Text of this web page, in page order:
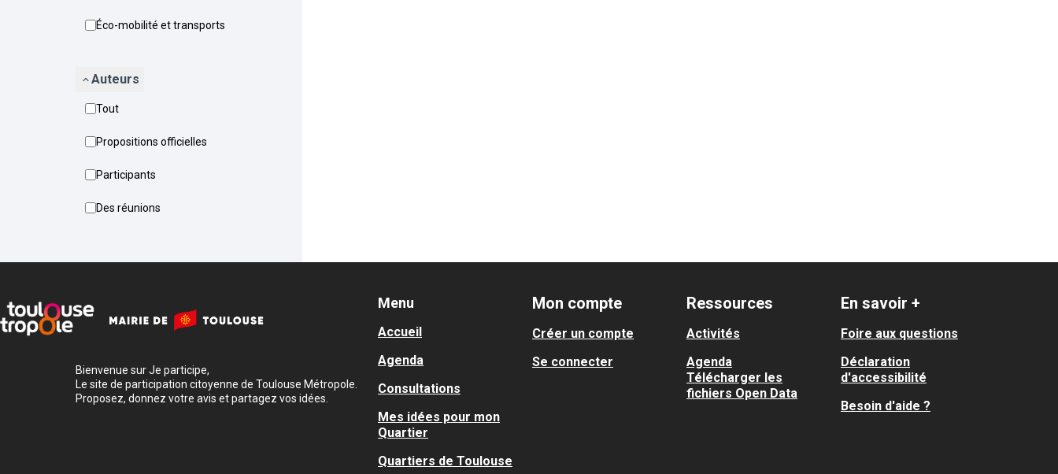
Éco-mobilité et transports
Auteurs
Tout
Propositions officielles
Participants
Des réunions
Bienvenue sur Je participe,
Le site de participation citoyenne de Toulouse Métropole.
Proposez, donnez votre avis et partagez vos idées.
Menu
Accueil
Agenda
Consultations
Mes idées pour mon
Quartier
Quartiers de Toulouse
Mon compte
Créer un compte
Se connecter
Ressources
Activités
Agenda
Télécharger les
fichiers Open Data
En savoir +
Foire aux questions
Déclaration
d'accessibilité
Besoin d'aide ?